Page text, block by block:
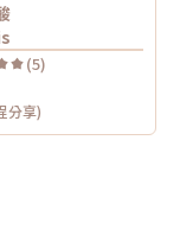
(5)
分享)